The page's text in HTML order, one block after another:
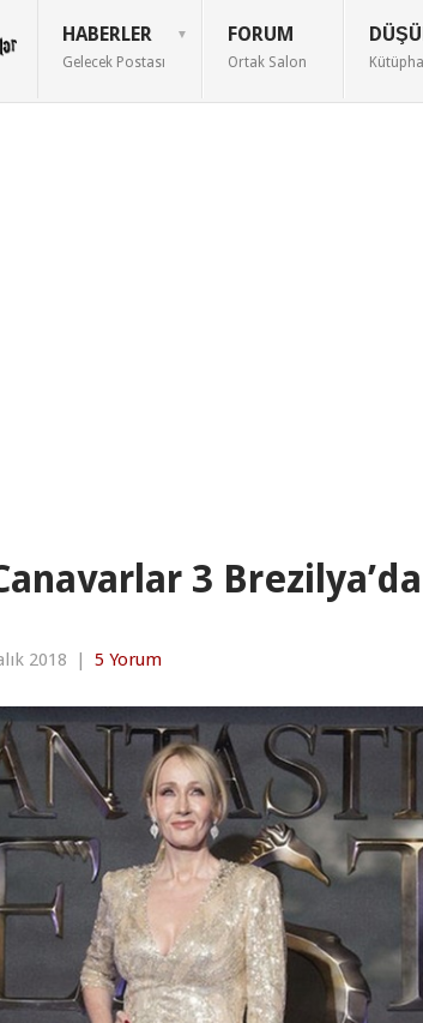
HABERLER
Gelecek Postası
FORUM
Ortak Salon
3 Brezilya’da
2018 | 5 Yorum